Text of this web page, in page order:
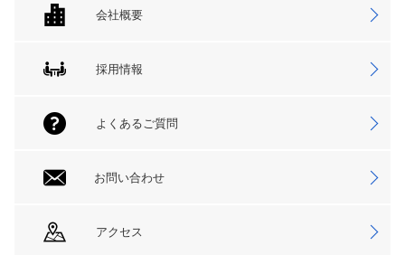
会社概要
採用情報
よくあるご質問
お問い合わせ
アクセス